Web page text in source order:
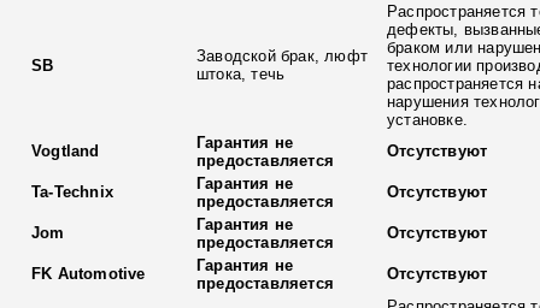
SB
Заводской брак, люфт
штока, течь
Распространяется
дефекты,
браком или
технологии
распространяется
нарушения
установке.
Vogtland
Гарантия не
предоставляется
Отсутствуют
Ta-Technix
Гарантия не
предоставляется
Отсутствуют
Jom
Гарантия не
предоставляется
Отсутствуют
FK Automotive
Гарантия не
предоставляется
Отсутствуют